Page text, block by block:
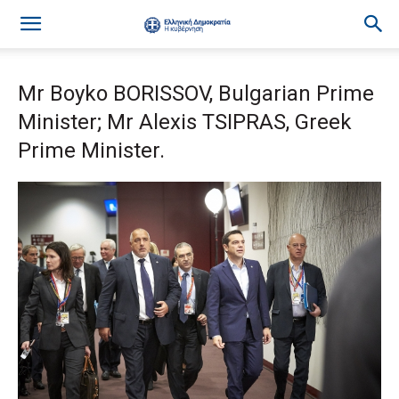
Mr Boyko BORISSOV, Bulgarian Prime
Minister; Mr Alexis TSIPRAS, Greek
Prime Minister.